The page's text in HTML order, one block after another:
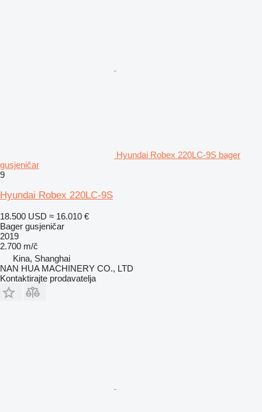
Hyundai Robex 220LC-9S bager
gusjeničar
9
Hyundai Robex 220LC-9S
18.500 USD ≈ 16.010 €
Bager gusjeničar
2019
2.700 m/č
Kina, Shanghai
NAN HUA MACHINERY CO., LTD
Kontaktirajte prodavatelja